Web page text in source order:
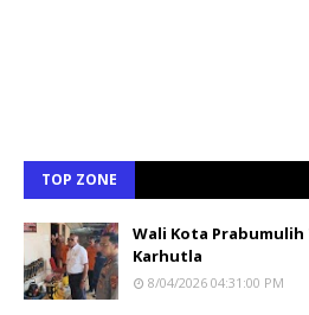
TOP ZONE
Wali Kota Prabumulih
Karhutla
8/04/2026 04:31:00 PM